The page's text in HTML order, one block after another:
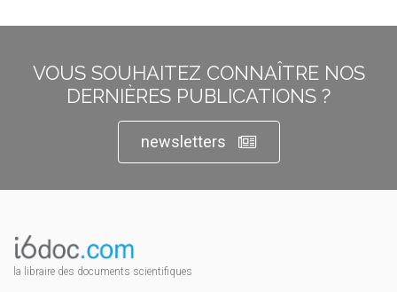
VOUS SOUHAITEZ CONNAÎTRE NOS
DERNIÈRES PUBLICATIONS ?
newsletters
la libraire des documents scientifiques